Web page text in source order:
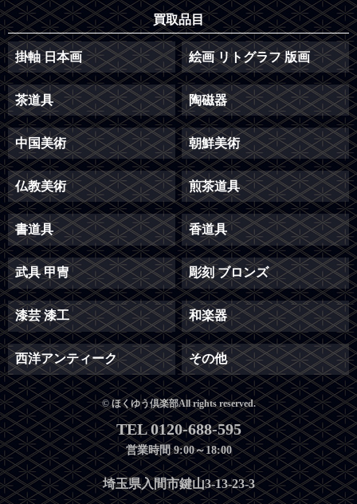
買取品目
掛軸 日本画 絵画 リトグラフ 版画
茶道具 陶磁器
中国美術 朝鮮美術
仏教美術 煎茶道具
書道具 香道具
武具 甲冑 彫刻 ブロンズ
漆芸 漆工 和楽器
西洋アンティーク その他
© ほくゆう倶楽部All rights reserved.
TEL 0120-688-595
営業時間 9:00～18:00
埼玉県入間市鍵山3-13-23-3